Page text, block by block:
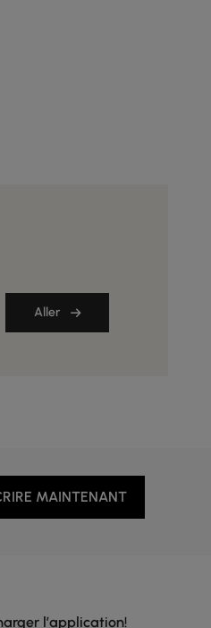
Aller
MAINTENANT
l’application!